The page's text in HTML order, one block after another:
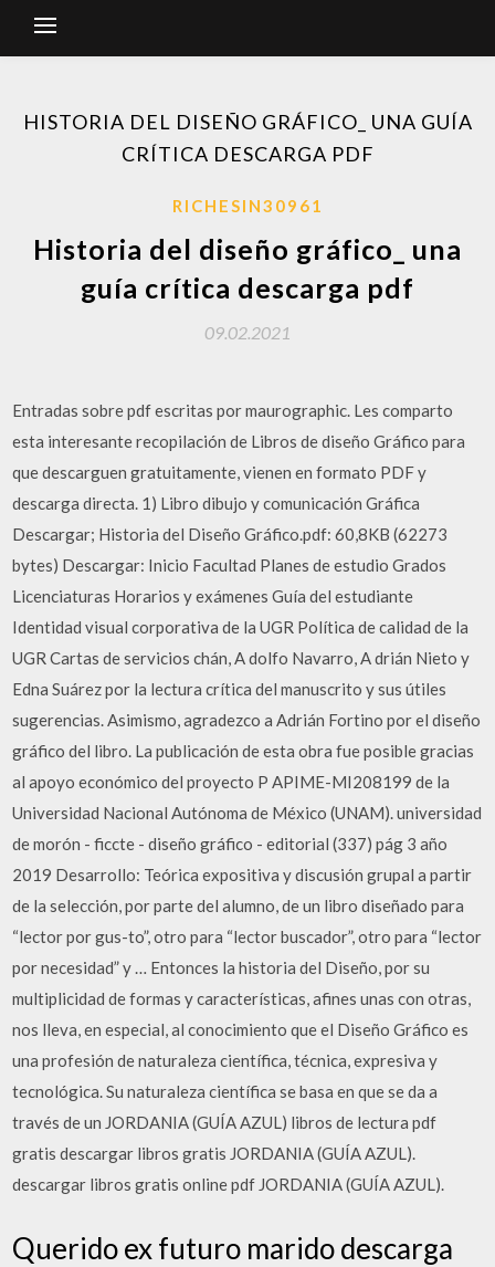
HISTORIA DEL DISEÑO GRÁFICO_ UNA GUÍA
CRÍTICA DESCARGA PDF
RICHESIN30961
Historia del diseño gráfico_ una
guía crítica descarga pdf
09.02.2021
Entradas sobre pdf escritas por maurographic. Les comparto
esta interesante recopilación de Libros de diseño Gráfico para
que descarguen gratuitamente, vienen en formato PDF y
descarga directa. 1) Libro dibujo y comunicación Gráfica
Descargar; Historia del Diseño Gráfico.pdf: 60,8KB (62273
bytes) Descargar: Inicio Facultad Planes de estudio Grados
Licenciaturas Horarios y exámenes Guía del estudiante
Identidad visual corporativa de la UGR Política de calidad de la
UGR Cartas de servicios chán, A dolfo Navarro, A drián Nieto y
Edna Suárez por la lectura crítica del manuscrito y sus útiles
sugerencias. Asimismo, agradezco a Adrián Fortino por el diseño
gráfico del libro. La publicación de esta obra fue posible gracias
al apoyo económico del proyecto P APIME-MI208199 de la
Universidad Nacional Autónoma de México (UNAM). universidad
de morón - ficcte - diseño gráfico - editorial (337) pág 3 año
2019 Desarrollo: Teórica expositiva y discusión grupal a partir
de la selección, por parte del alumno, de un libro diseñado para
“lector por gus-to”, otro para “lector buscador”, otro para “lector
por necesidad” y … Entonces la historia del Diseño, por su
multiplicidad de formas y características, afines unas con otras,
nos lleva, en especial, al conocimiento que el Diseño Gráfico es
una profesión de naturaleza científica, técnica, expresiva y
tecnológica. Su naturaleza científica se basa en que se da a
través de un JORDANIA (GUÍA AZUL) libros de lectura pdf
gratis descargar libros gratis JORDANIA (GUÍA AZUL).
descargar libros gratis online pdf JORDANIA (GUÍA AZUL).
Querido ex futuro marido descarga